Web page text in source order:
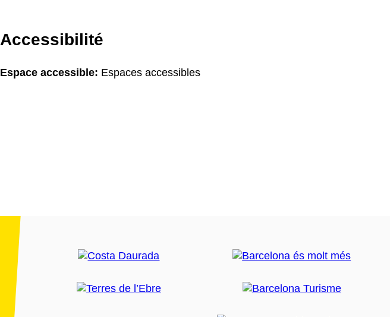
Accessibilité
Espace accessible: Espaces accessibles